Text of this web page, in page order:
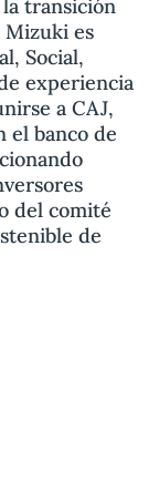
la transición
Mizuki es
Social,
experiencia
a CAJ,
el banco de
del comité
de